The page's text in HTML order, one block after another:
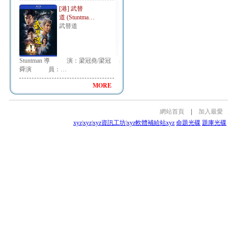
[港] 武替
道 (Stuntma…
武替道
Stuntman 導 演：梁冠堯/梁冠
舜演 員：…
MORE
網站首頁
加入最愛
xyzxyzxyz資訊工坊xyz軟體補給站xyz 命題光碟 題庫光碟